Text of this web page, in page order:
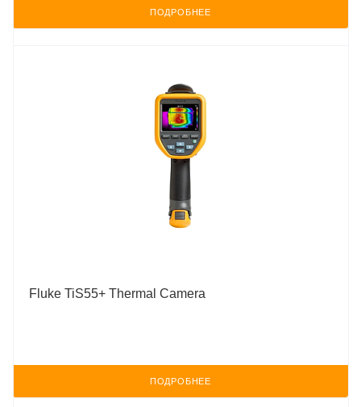
ПОДРОБНЕЕ
Fluke TiS55+ Thermal Camera
ПОДРОБНЕЕ